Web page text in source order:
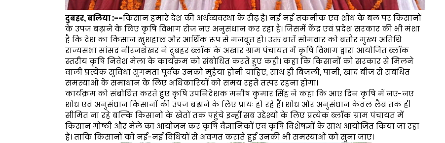
दुबहर, बलिया :--किसान हमारे देश की अर्थव्यवस्था के रीढ़ हैं। नई नई तकनीक एवं शोध के बल पर किसानों
के उपज बढ़ाने के लिए कृषि विभाग रोज नए अनुसंधान कर रहा है। जिसमें केंद्र एवं प्रदेश सरकार की भी मंशा
है कि देश का किसान खुशहाल और आर्थिक रूप से मजबूत हो। उक्त बातें सोमवार को बतौर मुख्य अतिथि
राज्यसभा सांसद नीरजशेखर ने दुबहर ब्लॉक के अखार ग्राम पंचायत में कृषि विभाग द्वारा आयोजित ब्लॉक
स्तरीय कृषि निवेश मेला के कार्यक्रम को संबोधित करते हुए कही। कहा कि किसानों को सरकार से मिलने
वाली प्रत्येक सुविधा सुगमता पूर्वक उनको मुहैया होनी चाहिए, साथ ही बिजली, पानी, खाद बीज से संबंधित
समस्याओं के समाधान के लिए अधिकारियों को समय रहते तत्पर रहना होगा।
कार्यक्रम को संबोधित करते हुए कृषि उपनिदेशक मनीष कुमार सिंह ने कहा कि आए दिन कृषि में नए-नए
शोध एवं अनुसंधान किसानों की उपज बढ़ाने के लिए प्रायः हो रहे हैं। शोध और अनुसंधान केवल लैब तक ही
सीमित ना रहे बल्कि किसानों के खेतों तक पहुंचे इन्हीं सब उद्देश्यों के लिए प्रत्येक ब्लॉक ग्राम पंचायत में
किसान गोष्ठी और मेले का आयोजन कर कृषि वैज्ञानिकों एवं कृषि विशेषज्ञों के साथ आयोजित किया जा रहा
हैं। ताकि किसानों को नई-नई विधियों से अवगत कराते हुई उनकी भी समस्याओं को सुना जाए।